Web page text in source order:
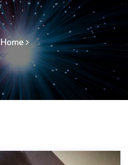
Home